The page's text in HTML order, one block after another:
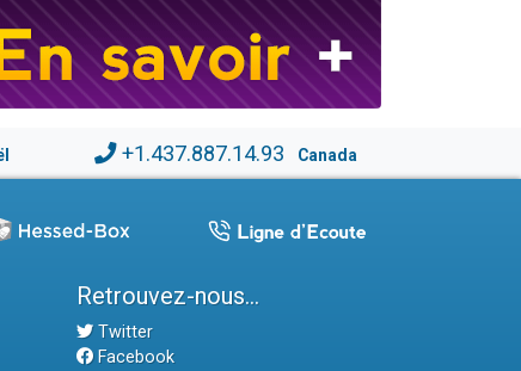
+1.437.887.14.93 Canada
Retrouvez-nous...
Twitter
Facebook